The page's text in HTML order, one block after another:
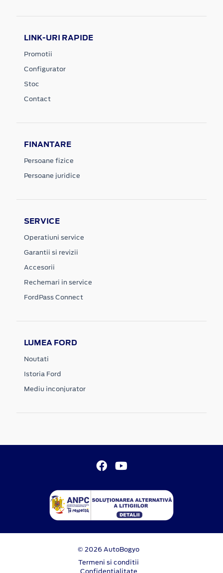
LINK-URI RAPIDE
Promotii
Configurator
Stoc
Contact
FINANTARE
Persoane fizice
Persoane juridice
SERVICE
Operatiuni service
Garantii si revizii
Accesorii
Rechemari in service
FordPass Connect
LUMEA FORD
Noutati
Istoria Ford
Mediu inconjurator
© 2026 AutoBogyo
Termeni si conditii